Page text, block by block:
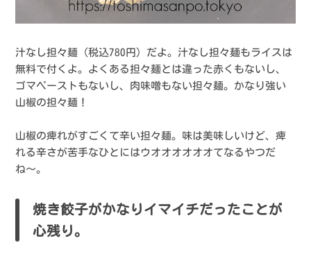
汁なし担々麺（税込780円）だよ。汁なし担々麺もライスは
無料で付くよ。よくある担々麺とは違った赤くもないし、
ゴマペーストもないし、肉味噌もない担々麺。かなり強い
山椒の担々麺！
山椒の痺れがすごくて辛い担々麺。味は美味しいけど、痺
れる辛さが苦手なひとにはウオオオオオオてなるやつだ
ね〜。
焼き餃子がかなりイマイチだったことが
心残り。